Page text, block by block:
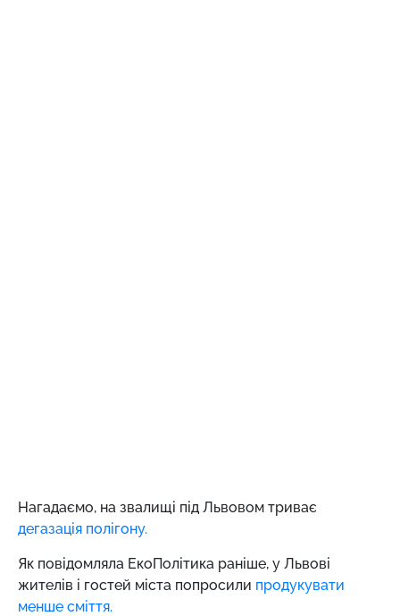
Нагадаємо, на звалищі під Львовом триває
дегазація полігону.
Як повідомляла ЕкоПолітика раніше, у Львові
жителів і гостей міста попросили продукувати
менше сміття.